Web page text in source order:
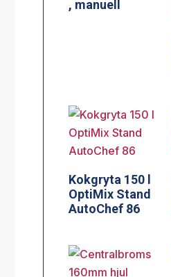
, manuell
Kokgryta 150 l
OptiMix Stand
AutoChef 86